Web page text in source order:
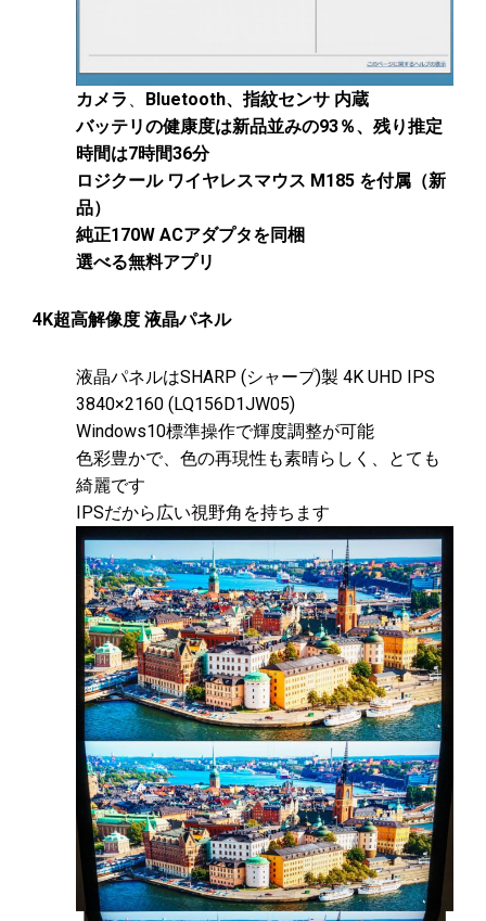
カメラ 、
Bluetooth、指紋センサ 内蔵
バッテリの健康度は新品並みの93％、残り推定
時間は7時間36分
ロジクール ワイヤレスマウス M185 を付属（新
品）
純正170W ACアダプタを同梱
選べる無料アプリ
4K超高解像度 液晶パネル
液晶パネルはSHARP (シャープ)製 4K UHD IPS
3840×2160 (LQ156D1JW05)
Windows10標準操作で輝度調整が可能
色彩豊かで、色の再現性も素晴らしく、とても
綺麗です
IPSだから広い視野角を持ちます